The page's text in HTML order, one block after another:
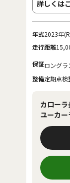
詳しくは
年式2023年
走行距離
保証ロング
整備定期点検
カロー
ユーカ